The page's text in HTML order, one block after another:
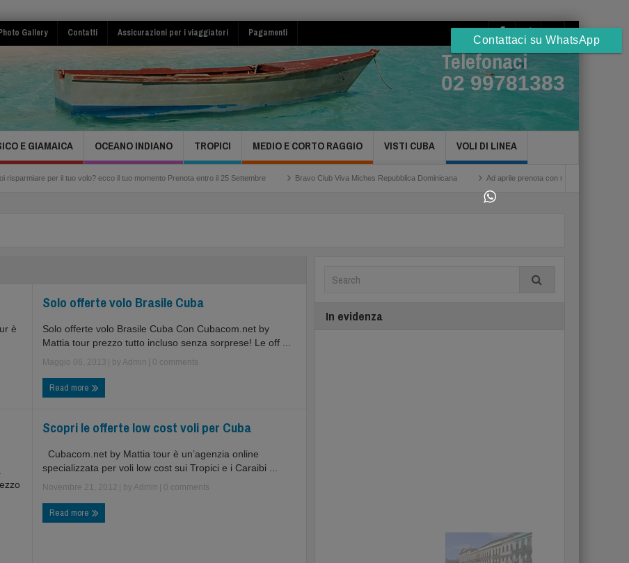
Gallery Contatti Assicurazioni per i viaggiatori Pagamenti
Telefonaci
02 99781383
E GIAMAICA OCEANO INDIANO TROPICI MEDIO E CORTO RAGGIO VISTI CUBA VOLI DI LINEA
il tuo volo? ecco il tuo momento Prenota entro il 25 Settembre Bravo Club Viva Miches Repubblica Dominicana Ad aprile prenota con noi gli Hotel a Cuba Havana
è
Solo offerte volo Brasile Cuba
Solo offerte volo Brasile Cuba Con Cubacom.net by
Mattia tour prezzo tutto incluso senza sorprese! Le off ...
Maggio 06, 2013 | by Admin 0 comments
Read more
Scopri le offerte low cost voli per Cuba
Cubacom.net by Mattia tour è un’agenzia online
specializzata per voli low cost sui Tropici e i Caraibi ...
Novembre 21, 2012 | by Admin 0 comments
Read more
In evidenza
Contattaci su WhatsApp